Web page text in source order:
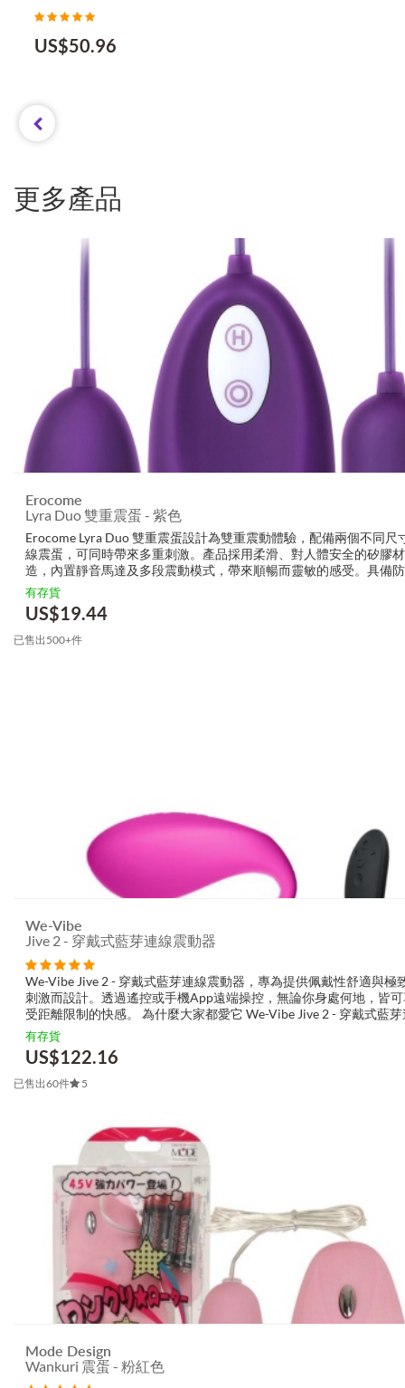
US$50.96
更多產品
Erocome
Lyra Duo 雙重震蛋 - 紫色
Erocome Lyra Duo 雙重震蛋設計為雙重震動體驗，配備兩個不同尺
線震蛋，可同時帶來多重刺激。產品採用柔滑、對人體安全的矽膠
造，內置靜音馬達及多段震動模式，帶來順暢而靈敏的感受。具備
能，並配有簡易雙鍵遙控器，操作方便，隱秘低調，適合於任何場
為什麼大...
有存貨
US$19.44
已售出500+件
We-Vibe
Jive 2 - 穿戴式藍芽連線震動器
We-Vibe Jive 2 - 穿戴式藍芽連線震動器，專為提供佩戴性舒適與極
刺激而設計。透過遙控或手機App遠端操控，無論你身處何地，皆
受距離限制的快感。 為什麼大家都愛它 We-Vibe Jive 2 - 穿戴式藍
動器？ 雙重刺激：同時針對G點與陰蒂 ...
有存貨
US$122.16
已售出60件 5
Mode Design
Wankuri 震蛋 - 粉紅色